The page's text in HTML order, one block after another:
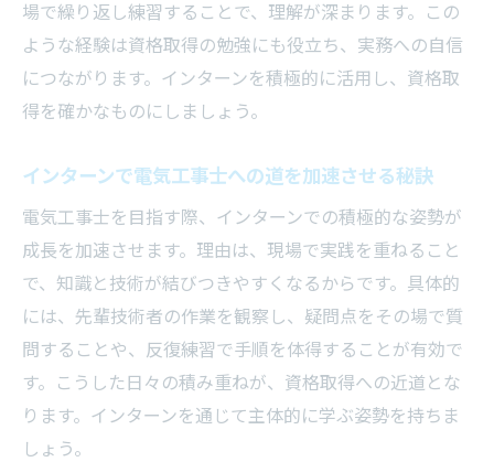
場で繰り返し練習することで、理解が深まります。この
ような経験は資格取得の勉強にも役立ち、実務への自信
につながります。インターンを積極的に活用し、資格取
得を確かなものにしましょう。
インターンで電気工事士への道を加速させる秘訣
電気工事士を目指す際、インターンでの積極的な姿勢が
成長を加速させます。理由は、現場で実践を重ねること
で、知識と技術が結びつきやすくなるからです。具体的
には、先輩技術者の作業を観察し、疑問点をその場で質
問することや、反復練習で手順を体得することが有効で
す。こうした日々の積み重ねが、資格取得への近道とな
ります。インターンを通じて主体的に学ぶ姿勢を持ちま
しょう。